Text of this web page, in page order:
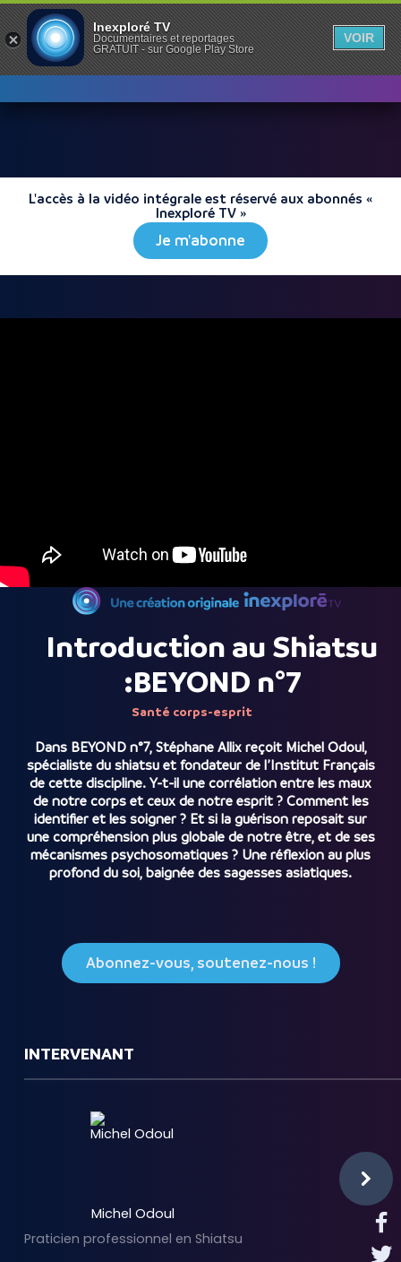
L'accès à la vidéo intégrale est réservé aux abonnés «
Inexploré TV »
Je m'abonne
Introduction au Shiatsu
:BEYOND n°7
Santé corps-esprit
Dans BEYOND n°7, Stéphane Allix reçoit Michel Odoul,
spécialiste du shiatsu et fondateur de l’Institut Français
de cette discipline. Y-t-il une corrélation entre les maux
de notre corps et ceux de notre esprit ? Comment les
identifier et les soigner ? Et si la guérison reposait sur
une compréhension plus globale de notre être, et de ses
mécanismes psychosomatiques ? Une réflexion au plus
profond du soi, baignée des sagesses asiatiques.
Abonnez-vous, soutenez-nous !
INTERVENANT
Michel Odoul
Praticien professionnel en Shiatsu
Inexploré TV
Documentaires et reportages
GRATUIT - sur Google Play Store
VOIR